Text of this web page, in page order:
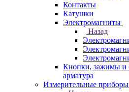
Контакты
Катушки
Электромагниты
Назад
Кнопки, зажимы и
арматура
Измерительные приборы